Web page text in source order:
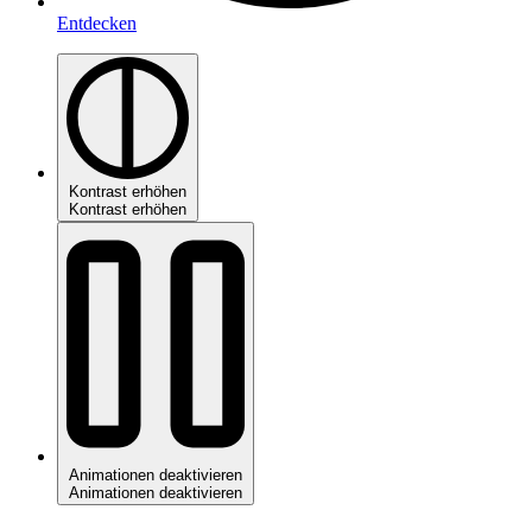
Entdecken
Kontrast erhöhen
Kontrast erhöhen
Animationen deaktivieren
Animationen deaktivieren